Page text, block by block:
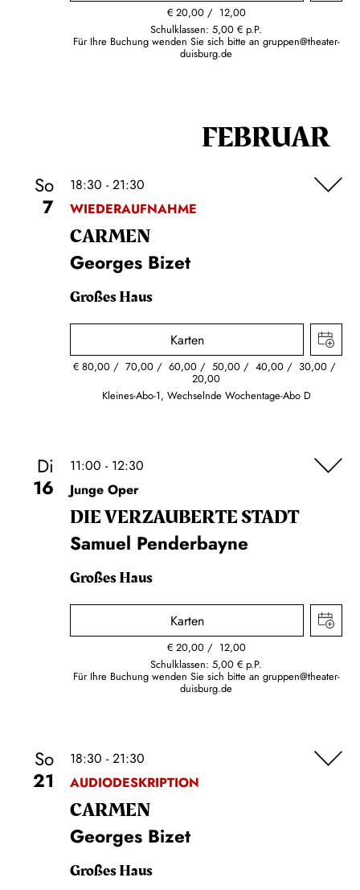
€ 20,00
12,00
Schulklassen: 5,00 € p.P.
Für Ihre Buchung wenden Sie sich bitte an gruppen@theater-
duisburg.de
FEBRUAR
So
7
18:30 - 21:30
WIEDERAUFNAHME
CARMEN
Georges Bizet
Großes Haus
Karten
€80,00 70,00 60,00 50,00 40,00 30,00
20,00
Kleines-Abo-1, Wechselnde Wochentage-Abo D
Di
16
11:00 - 12:30
Junge Oper
DIE VERZAUBERTE STADT
Samuel Penderbayne
Großes Haus
Karten
€ 20,00
12,00
Schulklassen: 5,00 € p.P.
Für Ihre Buchung wenden Sie sich bitte an gruppen@theater-
duisburg.de
So
21
18:30 - 21:30
AUDIODESKRIPTION
CARMEN
Georges Bizet
Großes Haus